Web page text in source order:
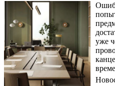
уже